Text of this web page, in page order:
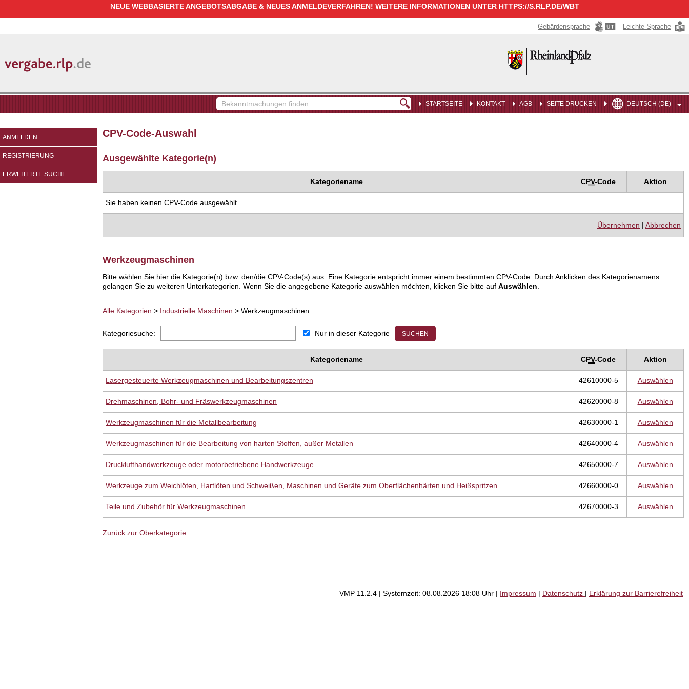
NEUE WEBBASIERTE ANGEBOTSABGABE & NEUES ANMELDEVERFAHREN! WEITERE INFORMATIONEN UNTER HTTPS://S.RLP.DE/WBT
Gebärdensprache Leichte Sprache
Rheinland-
Pfalz
Bekanntmachungen
finden
STARTSEITE KONTAKT AGB SEITE DRUCKEN DEUTSCH (DE)
ANMELDEN
REGISTRIERUNG
ERWEITERTE SUCHE
CPV-Code-Auswahl
Ausgewählte Kategorie(n)
Kategoriename CPV-Code Aktion
Sie haben keinen CPV-Code ausgewählt.
Übernehmen | Abbrechen
Werkzeugmaschinen
Bitte wählen Sie hier die Kategorie(n) bzw. den/die CPV-Code(s) aus. Eine Kategorie entspricht immer einem bestimmten CPV-Code. Durch Anklicken des Kategorienamens
gelangen Sie zu weiteren Unterkategorien. Wenn Sie die angegebene Kategorie auswählen möchten, klicken Sie bitte auf Auswählen
Alle Kategorien > Industrielle Maschinen > Werkzeugmaschinen
Kategoriesuche: Nur in dieser Kategorie
Kategoriename CPV-Code Aktion
Lasergesteuerte Werkzeugmaschinen und Bearbeitungszentren 42610000-5 Auswählen
Drehmaschinen, Bohr- und Fräswerkzeugmaschinen 42620000-8 Auswählen
Werkzeugmaschinen für die Metallbearbeitung 42630000-1 Auswählen
Werkzeugmaschinen für die Bearbeitung von harten Stoffen, außer Metallen 42640000-4 Auswählen
Drucklufthandwerkzeuge oder motorbetriebene Handwerkzeuge 42650000-7 Auswählen
Werkzeuge zum Weichlöten, Hartlöten und Schweißen, Maschinen und Geräte zum Oberflächenhärten und Heißspritzen 42660000-0 Auswählen
Teile und Zubehör für Werkzeugmaschinen 42670000-3 Auswählen
Zurück zur Oberkategorie
VMP 11.2.4 | Systemzeit: 08.08.2026 18:08 Uhr | Impressum | Datenschutz | Erklärung zur Barrierefreiheit